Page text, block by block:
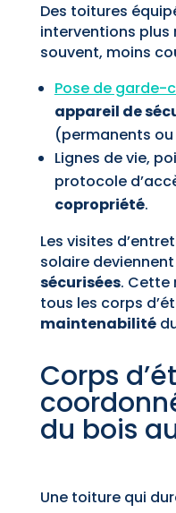
Des toitures
interventions plus
souvent, moins
Pose de garde-
appareil de
(permanents
Lignes de vie,
protocole
copropriété.
Les visites
solaire deviennent
sécurisées. Cette
tous les corps
maintenabilité
Corps
du bois
Une toiture qui